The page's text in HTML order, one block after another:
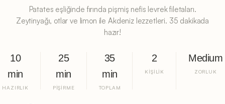
Patates eşliğinde fırında pişmiş nefis levrek filetaları.
Zeytinyağı, otlar ve limon ile Akdeniz lezzetleri. 35 dakikada
hazır!
10
min
HAZIRLIK
25
min
PIŞIRME
35
min
TOPLAM
2
KIŞILIK
Medium
ZORLUK